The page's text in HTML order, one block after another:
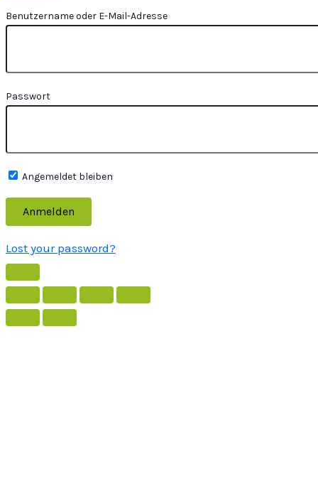
Benutzername oder E-Mail-Adresse
Passwort
Angemeldet bleiben
Lost your password?